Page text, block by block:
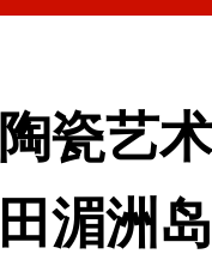
瓷艺
田湄洲